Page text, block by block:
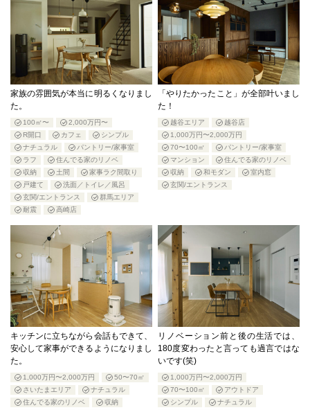
家族の雰囲気が本当に明るくなりまし
た。
100㎡〜
2,000万円〜
R開口
カフェ
シンプル
ナチュラル
パントリー/家事室
ラフ
住んでる家のリノベ
収納
土間
家事ラク間取り
戸建て
洗面／トイレ／風呂
玄関/エントランス
群馬エリア
耐震
高崎店
「やりたかったこと」が全部叶いまし
た！
越谷エリア
越谷店
1,000万円〜2,000万円
70〜100㎡
パントリー/家事室
マンション
住んでる家のリノベ
収納
和モダン
室内窓
玄関/エントランス
キッチンに立ちながら会話もできて、
安心して家事ができるようになりまし
た。
1,000万円〜2,000万円
50〜70㎡
さいたまエリア
ナチュラル
住んでる家のリノベ
収納
リノベーション前と後の生活では、
180度変わったと言っても過言ではな
いです(笑)
1,000万円〜2,000万円
70〜100㎡
アウトドア
シンプル
ナチュラル